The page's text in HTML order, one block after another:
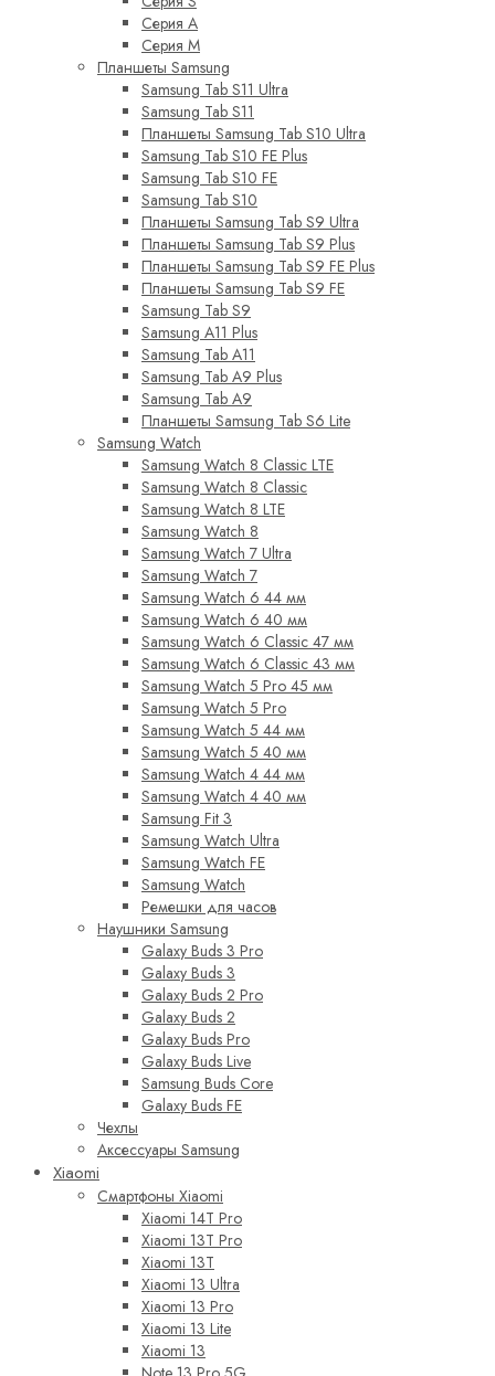
Серия A
Серия M
Планшеты Samsung
Samsung Tab S11 Ultra
Samsung Tab S11
Планшеты Samsung Tab S10 Ultra
Samsung Tab S10 FE Plus
Samsung Tab S10 FE
Samsung Tab S10
Планшеты Samsung Tab S9 Ultra
Планшеты Samsung Tab S9 Plus
Планшеты Samsung Tab S9 FE Plus
Планшеты Samsung Tab S9 FE
Samsung Tab S9
Samsung A11 Plus
Samsung Tab A11
Samsung Tab A9 Plus
Samsung Tab A9
Планшеты Samsung Tab S6 Lite
Samsung Watch
Samsung Watch 8 Classic LTE
Samsung Watch 8 Classic
Samsung Watch 8 LTE
Samsung Watch 8
Samsung Watch 7 Ultra
Samsung Watch 7
Samsung Watch 6 44 мм
Samsung Watch 6 40 мм
Samsung Watch 6 Classic 47 мм
Samsung Watch 6 Classic 43 мм
Samsung Watch 5 Pro 45 мм
Samsung Watch 5 Pro
Samsung Watch 5 44 мм
Samsung Watch 5 40 мм
Samsung Watch 4 44 мм
Samsung Watch 4 40 мм
Samsung Fit 3
Samsung Watch Ultra
Samsung Watch FE
Samsung Watch
Ремешки для часов
Наушники Samsung
Galaxy Buds 3 Pro
Galaxy Buds 3
Galaxy Buds 2 Pro
Galaxy Buds 2
Galaxy Buds Pro
Galaxy Buds Live
Samsung Buds Core
Galaxy Buds FE
Чехлы
Аксессуары Samsung
Xiaomi
Смартфоны Xiaomi
Xiaomi 14T Pro
Xiaomi 13T Pro
Xiaomi 13T
Xiaomi 13 Ultra
Xiaomi 13 Pro
Xiaomi 13 Lite
Xiaomi 13